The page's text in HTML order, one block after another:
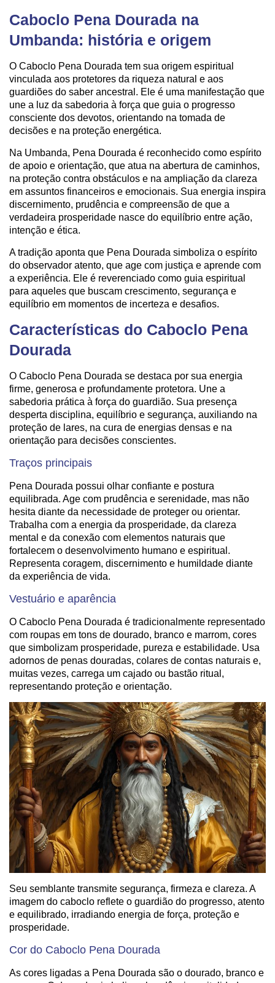
Caboclo Pena Dourada na
Umbanda: história e origem
O Caboclo Pena Dourada tem sua origem espiritual
vinculada aos protetores da riqueza natural e aos
guardiões do saber ancestral. Ele é uma manifestação que
une a luz da sabedoria à força que guia o progresso
consciente dos devotos, orientando na tomada de
decisões e na proteção energética.
Na Umbanda, Pena Dourada é reconhecido como espírito
de apoio e orientação, que atua na abertura de caminhos,
na proteção contra obstáculos e na ampliação da clareza
em assuntos financeiros e emocionais. Sua energia inspira
discernimento, prudência e compreensão de que a
verdadeira prosperidade nasce do equilíbrio entre ação,
intenção e ética.
A tradição aponta que Pena Dourada simboliza o espírito
do observador atento, que age com justiça e aprende com
a experiência. Ele é reverenciado como guia espiritual
para aqueles que buscam crescimento, segurança e
equilíbrio em momentos de incerteza e desafios.
Características do Caboclo Pena
Dourada
O Caboclo Pena Dourada se destaca por sua energia
firme, generosa e profundamente protetora. Une a
sabedoria prática à força do guardião. Sua presença
desperta disciplina, equilíbrio e segurança, auxiliando na
proteção de lares, na cura de energias densas e na
orientação para decisões conscientes.
Traços principais
Pena Dourada possui olhar confiante e postura
equilibrada. Age com prudência e serenidade, mas não
hesita diante da necessidade de proteger ou orientar.
Trabalha com a energia da prosperidade, da clareza
mental e da conexão com elementos naturais que
fortalecem o desenvolvimento humano e espiritual.
Representa coragem, discernimento e humildade diante
da experiência de vida.
Vestuário e aparência
O Caboclo Pena Dourada é tradicionalmente representado
com roupas em tons de dourado, branco e marrom, cores
que simbolizam prosperidade, pureza e estabilidade. Usa
adornos de penas douradas, colares de contas naturais e,
muitas vezes, carrega um cajado ou bastão ritual,
representando proteção e orientação.
Seu semblante transmite segurança, firmeza e clareza. A
imagem do caboclo reflete o guardião do progresso, atento
e equilibrado, irradiando energia de força, proteção e
prosperidade.
Cor do Caboclo Pena Dourada
As cores ligadas a Pena Dourada são o dourado, branco e